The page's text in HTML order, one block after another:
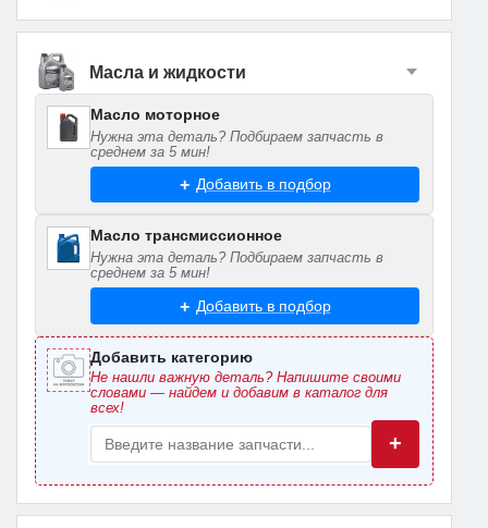
Масла и жидкости
Масло моторное
Нужна эта деталь? Подбираем запчасть в
среднем за 5 мин!
Добавить в подбор
Масло трансмиссионное
Нужна эта деталь? Подбираем запчасть в
среднем за 5 мин!
Добавить в подбор
Добавить категорию
Не нашли важную деталь? Напишите своими
словами — найдем и добавим в каталог для
всех!
+